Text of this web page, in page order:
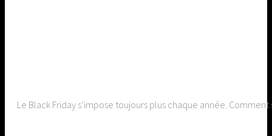
Le Black Friday s’impose toujours plus chaque année.